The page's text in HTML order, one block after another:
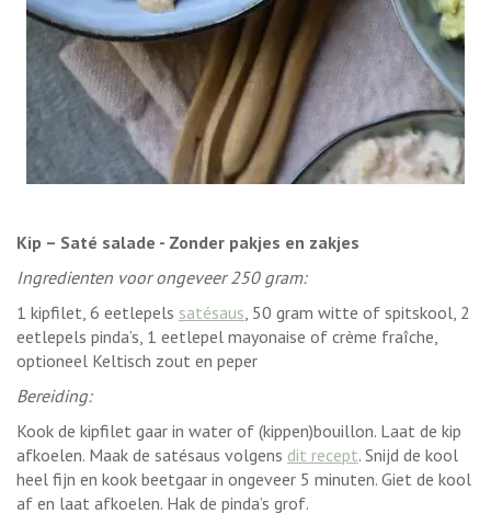
Kip – Saté salade - Zonder pakjes en zakjes
Ingredienten voor ongeveer 250 gram:
1 kipfilet, 6 eetlepels satésaus , 50 gram witte of spitskool, 2
eetlepels pinda’s, 1 eetlepel mayonaise of crème fraîche,
optioneel Keltisch zout en peper
Bereiding:
Kook de kipfilet gaar in water of (kippen)bouillon. Laat de kip
afkoelen. Maak de satésaus volgens dit recept. Snijd de kool
heel fijn en kook beetgaar in ongeveer 5 minuten. Giet de kool
af en laat afkoelen. Hak de pinda’s grof.